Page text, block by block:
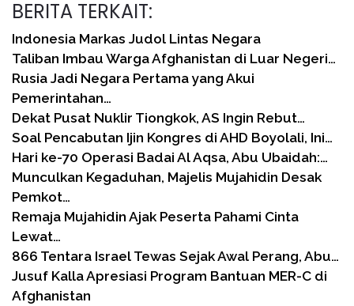
BERITA TERKAIT:
Indonesia Markas Judol Lintas Negara
Taliban Imbau Warga Afghanistan di Luar Negeri…
Rusia Jadi Negara Pertama yang Akui
Pemerintahan…
Dekat Pusat Nuklir Tiongkok, AS Ingin Rebut…
Soal Pencabutan Ijin Kongres di AHD Boyolali, Ini…
Hari ke-70 Operasi Badai Al Aqsa, Abu Ubaidah:…
Munculkan Kegaduhan, Majelis Mujahidin Desak
Pemkot…
Remaja Mujahidin Ajak Peserta Pahami Cinta
Lewat…
866 Tentara Israel Tewas Sejak Awal Perang, Abu…
Jusuf Kalla Apresiasi Program Bantuan MER-C di
Afghanistan